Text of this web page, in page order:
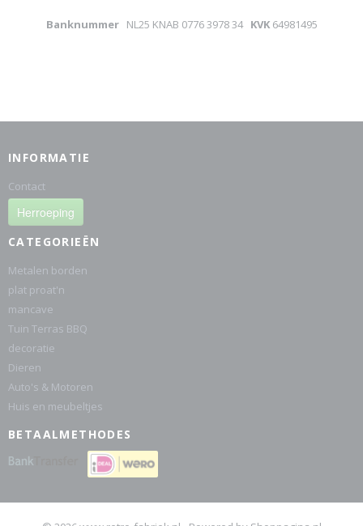
Banknummer NL25 KNAB 0776 3978 34 KVK64981495
INFORMATIE
Contact
Herroeping
CATEGORIEËN
Metalen borden
plat proat'n
mancave
Tuin Terras BBQ
decoratie
Dieren
Auto's & Motoren
Huis en meubeltjes
BETAALMETHODES